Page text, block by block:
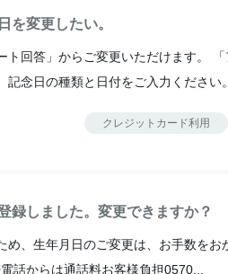
を変更したい。
ト回答」からご変更いただけます。
記念日の種類と日付をご入力ください
クレジットカード利用
録しました。変更できますか？
め、生年月日のご変更は、お手数を
話からは通話料お客様負担0570...